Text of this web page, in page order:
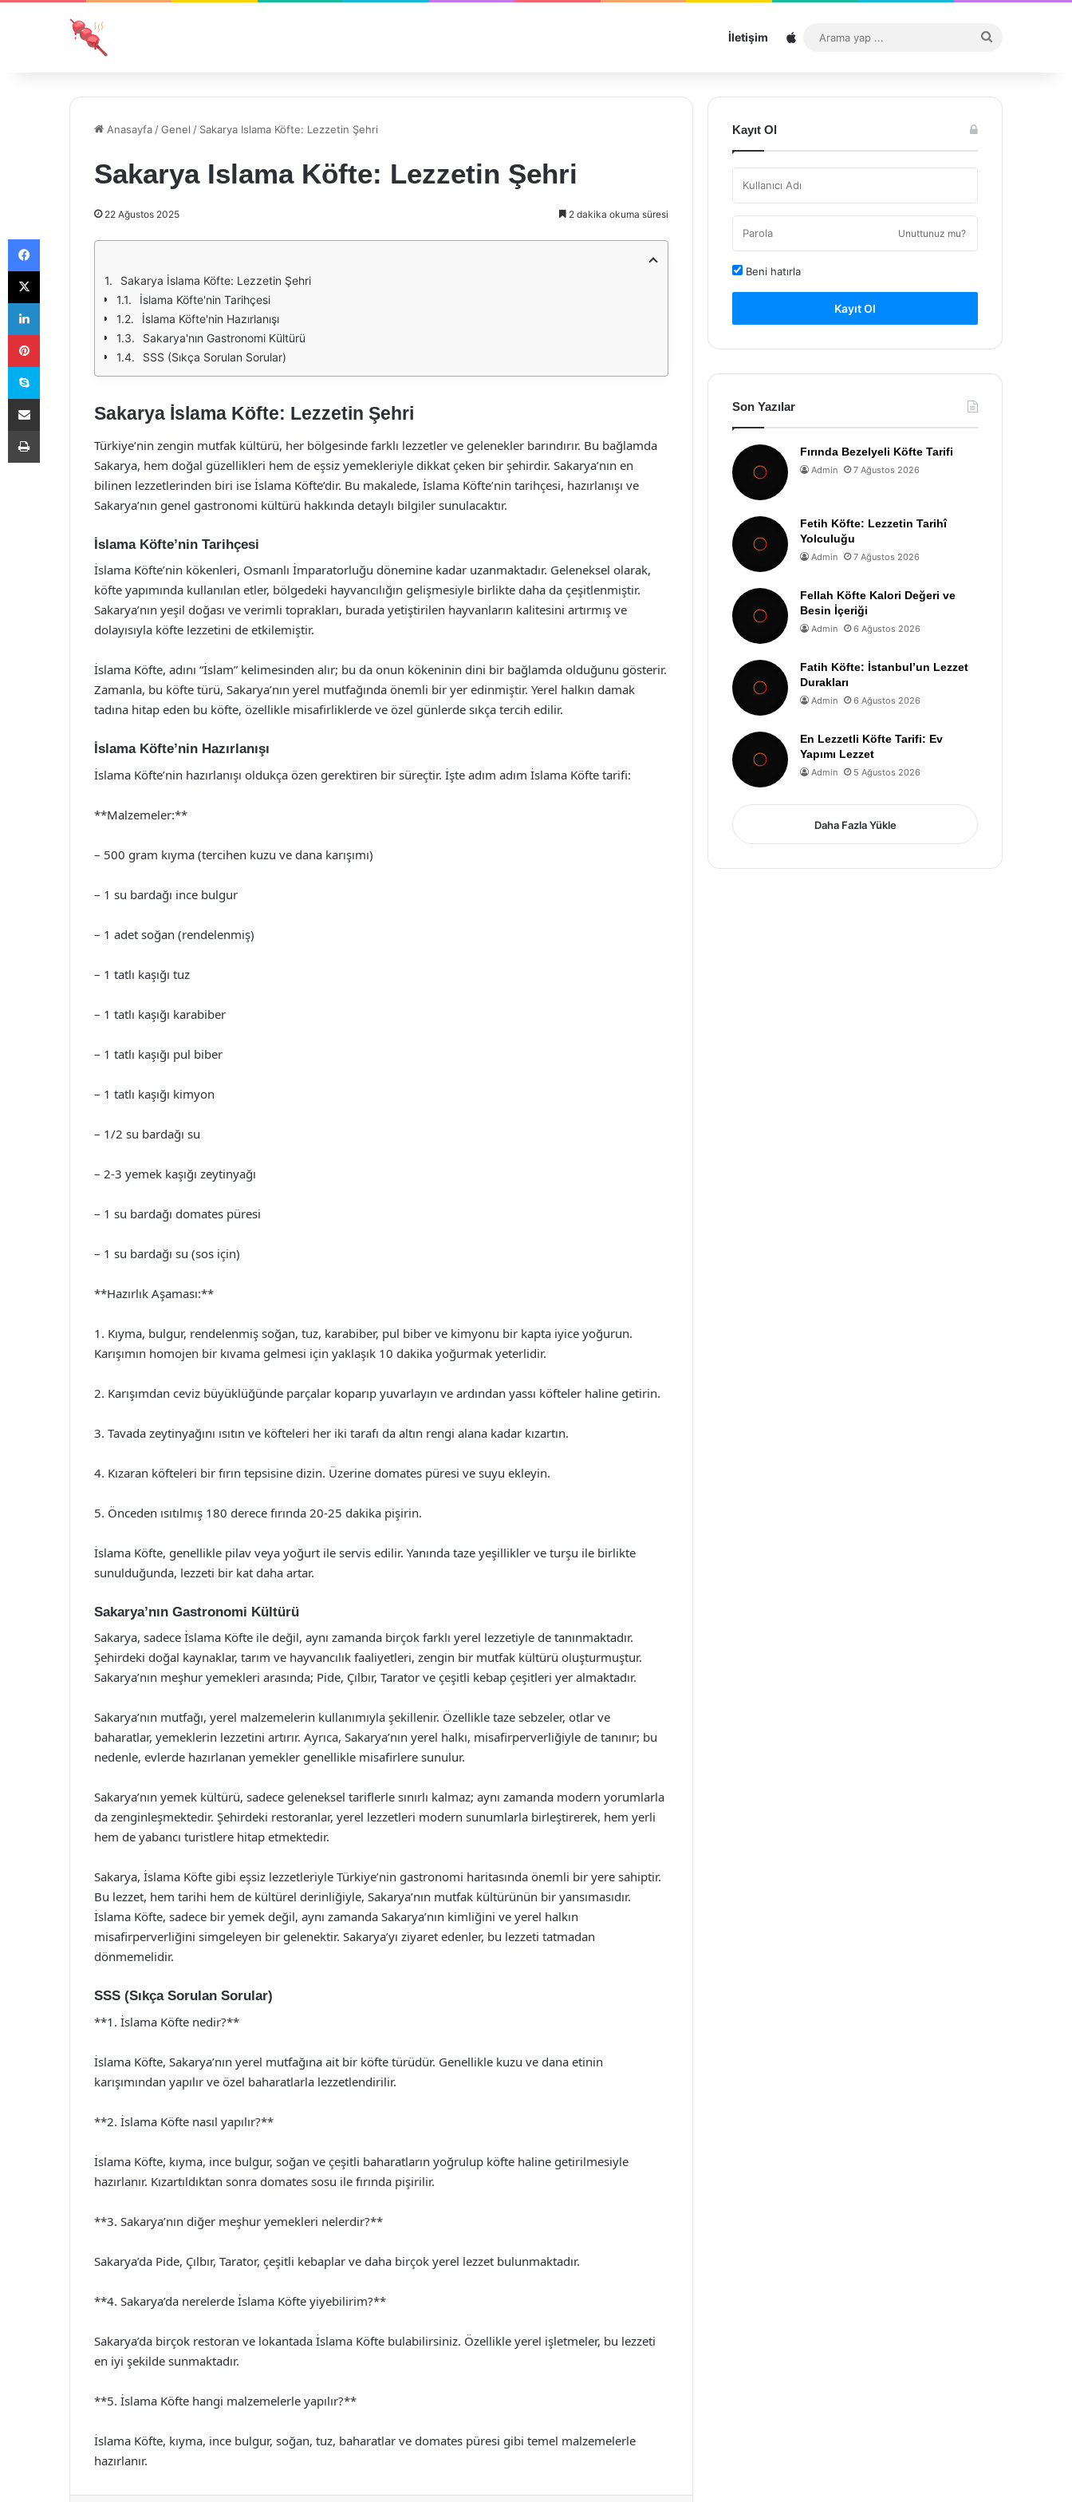
İletişim Sitemap
...
Anasayfa /Genel / Sakarya Islama Köfte: Lezzetin Şehri
Sakarya Islama Köfte: Lezzetin Şehri
22 Ağustos 2025 2 dakika okuma süresi
Sakarya İslama Köfte: Lezzetin Şehri
İslama Köfte'nin Tarihçesi
İslama Köfte'nin Hazırlanışı
Sakarya'nın Gastronomi Kültürü
SSS (Sıkça Sorulan Sorular)
Sakarya İslama Köfte: Lezzetin Şehri
Türkiye’nin zengin mutfak kültürü, her bölgesinde farklı lezzetler ve gelenekler barındırır. Bu bağlamda
Sakarya, hem doğal güzellikleri hem de eşsiz yemekleriyle dikkat çeken bir şehirdir. Sakarya’nın en
bilinen lezzetlerinden biri ise İslama Köfte’dir. Bu makalede, İslama Köfte’nin tarihçesi, hazırlanışı ve
Sakarya’nın genel gastronomi kültürü hakkında detaylı bilgiler sunulacaktır.
İslama Köfte’nin Tarihçesi
İslama Köfte’nin kökenleri, Osmanlı İmparatorluğu dönemine kadar uzanmaktadır. Geleneksel olarak,
köfte yapımında kullanılan etler, bölgedeki hayvancılığın gelişmesiyle birlikte daha da çeşitlenmiştir.
Sakarya’nın yeşil doğası ve verimli toprakları, burada yetiştirilen hayvanların kalitesini artırmış ve
dolayısıyla köfte lezzetini de etkilemiştir.
İslama Köfte, adını “İslam” kelimesinden alır; bu da onun kökeninin dini bir bağlamda olduğunu gösterir.
Zamanla, bu köfte türü, Sakarya’nın yerel mutfağında önemli bir yer edinmiştir. Yerel halkın damak
tadına hitap eden bu köfte, özellikle misafirliklerde ve özel günlerde sıkça tercih edilir.
İslama Köfte’nin Hazırlanışı
İslama Köfte’nin hazırlanışı oldukça özen gerektiren bir süreçtir. İşte adım adım İslama Köfte tarifi:
**Malzemeler:**
– 500 gram kıyma (tercihen kuzu ve dana karışımı)
– 1 su bardağı ince bulgur
– 1 adet soğan (rendelenmiş)
– 1 tatlı kaşığı tuz
– 1 tatlı kaşığı karabiber
– 1 tatlı kaşığı pul biber
– 1 tatlı kaşığı kimyon
– 1/2 su bardağı su
– 2-3 yemek kaşığı zeytinyağı
– 1 su bardağı domates püresi
– 1 su bardağı su (sos için)
**Hazırlık Aşaması:**
1. Kıyma, bulgur, rendelenmiş soğan, tuz, karabiber, pul biber ve kimyonu bir kapta iyice yoğurun.
Karışımın homojen bir kıvama gelmesi için yaklaşık 10 dakika yoğurmak yeterlidir.
2. Karışımdan ceviz büyüklüğünde parçalar koparıp yuvarlayın ve ardından yassı köfteler haline getirin.
3. Tavada zeytinyağını ısıtın ve köfteleri her iki tarafı da altın rengi alana kadar kızartın.
4. Kızaran köfteleri bir fırın tepsisine dizin. Üzerine domates püresi ve suyu ekleyin.
5. Önceden ısıtılmış 180 derece fırında 20-25 dakika pişirin.
İslama Köfte, genellikle pilav veya yoğurt ile servis edilir. Yanında taze yeşillikler ve turşu ile birlikte
sunulduğunda, lezzeti bir kat daha artar.
Sakarya’nın Gastronomi Kültürü
Sakarya, sadece İslama Köfte ile değil, aynı zamanda birçok farklı yerel lezzetiyle de tanınmaktadır.
Şehirdeki doğal kaynaklar, tarım ve hayvancılık faaliyetleri, zengin bir mutfak kültürü oluşturmuştur.
Sakarya’nın meşhur yemekleri arasında; Pide, Çılbır, Tarator ve çeşitli kebap çeşitleri yer almaktadır.
Sakarya’nın mutfağı, yerel malzemelerin kullanımıyla şekillenir. Özellikle taze sebzeler, otlar ve
baharatlar, yemeklerin lezzetini artırır. Ayrıca, Sakarya’nın yerel halkı, misafirperverliğiyle de tanınır; bu
nedenle, evlerde hazırlanan yemekler genellikle misafirlere sunulur.
Sakarya’nın yemek kültürü, sadece geleneksel tariflerle sınırlı kalmaz; aynı zamanda modern yorumlarla
da zenginleşmektedir. Şehirdeki restoranlar, yerel lezzetleri modern sunumlarla birleştirerek, hem yerli
hem de yabancı turistlere hitap etmektedir.
Sakarya, İslama Köfte gibi eşsiz lezzetleriyle Türkiye’nin gastronomi haritasında önemli bir yere sahiptir.
Bu lezzet, hem tarihi hem de kültürel derinliğiyle, Sakarya’nın mutfak kültürünün bir yansımasıdır.
İslama Köfte, sadece bir yemek değil, aynı zamanda Sakarya’nın kimliğini ve yerel halkın
misafirperverliğini simgeleyen bir gelenektir. Sakarya’yı ziyaret edenler, bu lezzeti tatmadan
dönmemelidir.
SSS (Sıkça Sorulan Sorular)
**1. İslama Köfte nedir?**
İslama Köfte, Sakarya’nın yerel mutfağına ait bir köfte türüdür. Genellikle kuzu ve dana etinin
karışımından yapılır ve özel baharatlarla lezzetlendirilir.
**2. İslama Köfte nasıl yapılır?**
İslama Köfte, kıyma, ince bulgur, soğan ve çeşitli baharatların yoğrulup köfte haline getirilmesiyle
hazırlanır. Kızartıldıktan sonra domates sosu ile fırında pişirilir.
**3. Sakarya’nın diğer meşhur yemekleri nelerdir?**
Sakarya’da Pide, Çılbır, Tarator, çeşitli kebaplar ve daha birçok yerel lezzet bulunmaktadır.
**4. Sakarya’da nerelerde İslama Köfte yiyebilirim?**
Sakarya’da birçok restoran ve lokantada İslama Köfte bulabilirsiniz. Özellikle yerel işletmeler, bu lezzeti
en iyi şekilde sunmaktadır.
**5. İslama Köfte hangi malzemelerle yapılır?**
İslama Köfte, kıyma, ince bulgur, soğan, tuz, baharatlar ve domates püresi gibi temel malzemelerle
hazırlanır.
Kayıt Ol
Unuttunuz mu?
Beni hatırla
Kayıt Ol
Son Yazılar
Fırında Bezelyeli Köfte Tarifi
Admin 7 Ağustos 2026
Fetih Köfte: Lezzetin Tarihî
Yolculuğu
Admin 7 Ağustos 2026
Fellah Köfte Kalori Değeri ve
Besin İçeriği
Admin 6 Ağustos 2026
Fatih Köfte: İstanbul’un Lezzet
Durakları
Admin 6 Ağustos 2026
En Lezzetli Köfte Tarifi: Ev
Yapımı Lezzet
Admin 5 Ağustos 2026
Daha Fazla Yükle
Facebook
X
LinkedIn
Pinterest
Skype
E-Posta ile paylaş